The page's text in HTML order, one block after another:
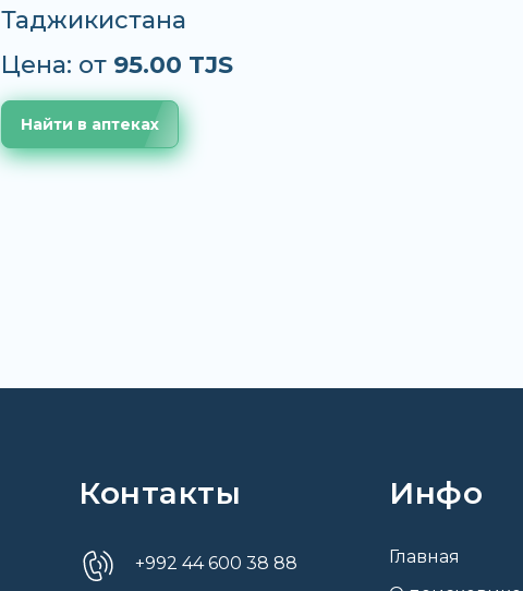
Таджикистана
Цена: от 95.00 TJS
Найти в аптеках
Контакты
+992 44 600 38 88
Инфо
Главная